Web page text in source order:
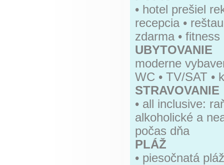
• hotel prešiel
recepcia •
zdarma • fitness
UBYTOVANIE
moderne
WC • TV/SAT •
STRAVOVANIE
• all inclusive:
alkoholické a
počas dňa
PLÁŽ
• piesočnatá